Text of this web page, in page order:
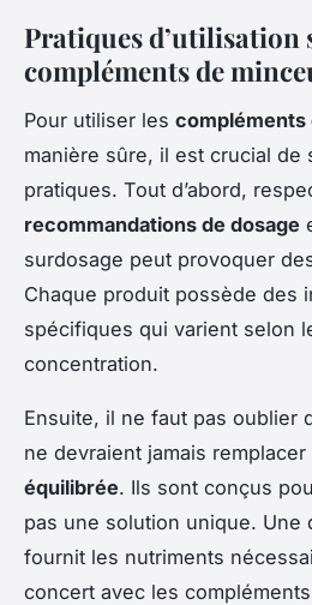
Pratiques d’utilisation
compléments de
Pour utiliser les compléments
manière sûre, il est crucial de
pratiques. Tout d’abord,
recommandations de dosage
surdosage peut provoquer
Chaque produit possède des
spécifiques qui varient selon
concentration.
Ensuite, il ne faut pas oublier
ne devraient jamais remplacer
équilibrée. Ils sont conçus
pas une solution unique. Une
fournit les nutriments
concert avec les